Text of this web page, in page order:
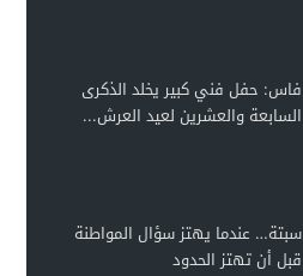
فاس: حفل فني كبير يخلد الذكرى
السابعة والعشرين لعيد العرش...
سبتة… عندما يهتز سؤال المواطنة
قبل أن تهتز الحدود